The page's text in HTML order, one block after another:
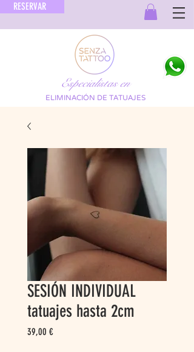
RESERVAR
Especialistas en
ELIMINACIÓN DE TATUAJES
SESIÓN INDIVIDUAL
tatuajes hasta 2cm
39,00 €Precio